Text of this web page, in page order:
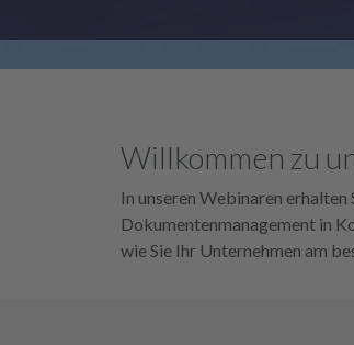
Willkommen zu
In unseren Webinaren
Dokumentenmanagement in
wie Sie Ihr Unternehmen am